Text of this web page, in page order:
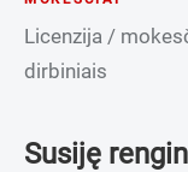
Licenzija /
dirbiniais
Susiję